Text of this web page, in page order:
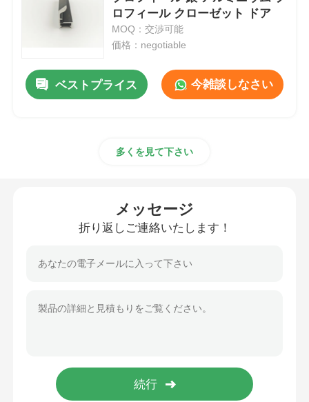
アルミニウム窓のプロフィール
アルミニウム製ドアプロファイル
開き窓のプロファイル
アルミ製のトリムプロファイル
ロフィール クローゼット ドア
MOQ：交渉可能
価格：negotiable
ベストプライス 今雑談しなさい
多くを見て下さい
メッセージ
折り返しご連絡いたします！